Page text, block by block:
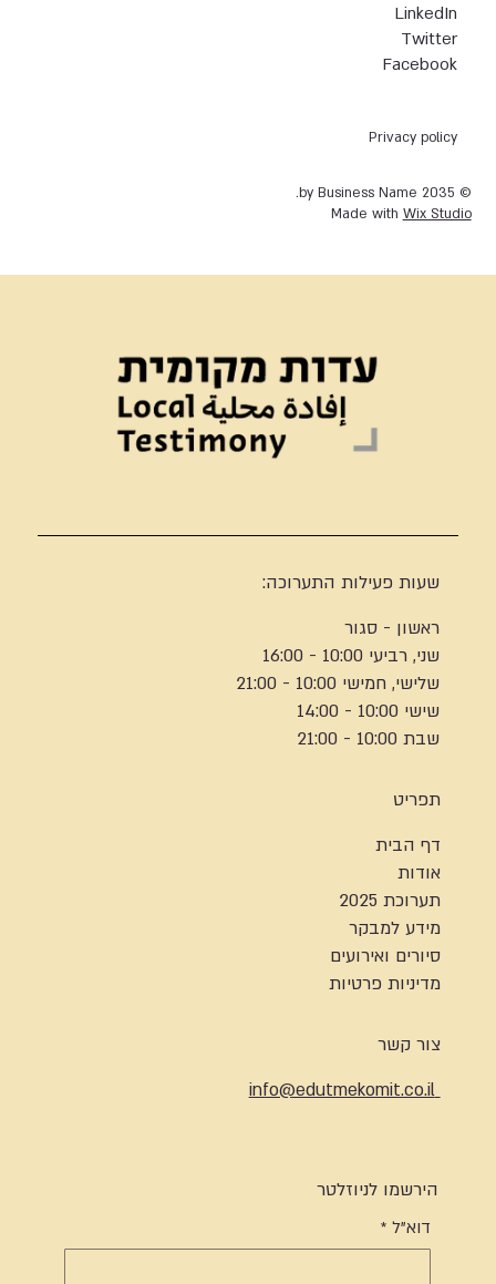
Privacy policy
© 2035 by Business Name.
Made with Wix Studio
LinkedIn
Twitter
Facebook
שעות פעילות התערוכה:
ראשון - סגור
שני, רביעי 10:00 - 16:00
שלישי, חמישי 10:00 - 21:00
שישי 10:00 - 14:00
שבת 10:00 - 21:00
תפריט
דף הבית
אודות
תערוכת 2025
מידע למבקר
סיורים ואירועים
מדיניות פרטיות
צור קשר
info@edutmekomit.co.il
הירשמו לניוזלטר
דוא"ל *